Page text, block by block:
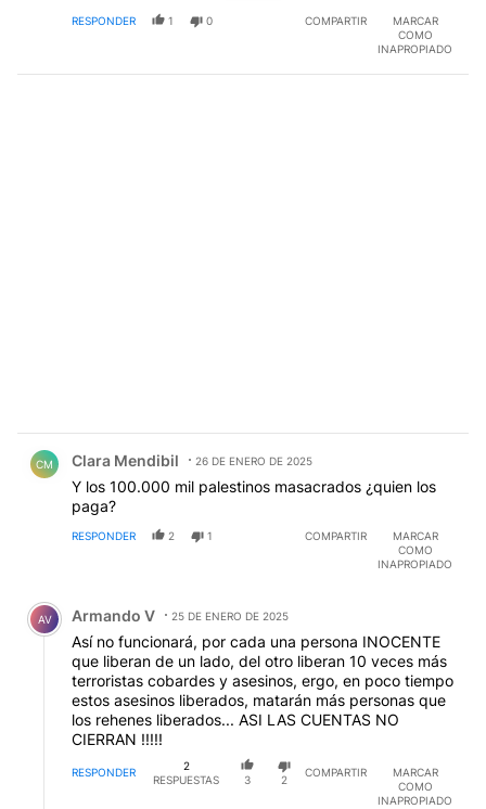
RESPONDER 1 0 COMPARTIR
MARCAR
COMO
INAPROPIADO
CM Clara Mendibil 26 DE ENERO DE 2025
Y los 100.000 mil palestinos masacrados ¿quien los
paga?
RESPONDER 2 1 COMPARTIR
MARCAR
COMO
INAPROPIADO
Comentario de Armando V.
AV Armando V 25 DE ENERO DE 2025
Así no funcionará, por cada una persona INOCENTE
que liberan de un lado, del otro liberan 10 veces más
terroristas cobardes y asesinos, ergo, en poco tiempo
estos asesinos liberados, matarán más personas que
los rehenes liberados... ASI LAS CUENTAS NO
CIERRAN !!!!!
RESPONDER
2
RESPUESTAS
3 2
COMPARTIR
MARCAR
COMO
INAPROPIADO